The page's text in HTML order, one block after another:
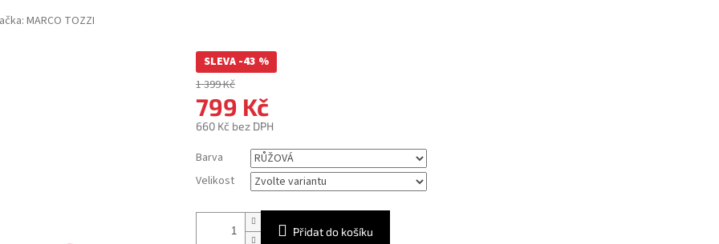
MARCO TOZZI
SLEVA -43 %
1 399 Kč
799 Kč
660 Kč bez DPH
cena:
Barva
Velikost
Přidat do košíku